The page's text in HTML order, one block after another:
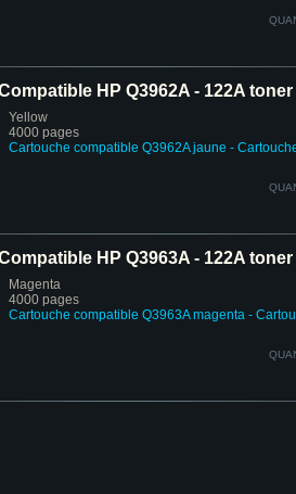
HP Q3962A - 122A
Yellow
4000 pages
Cartouche compatible Q3962A jaune -
HP Q3963A - 122A
Magenta
4000 pages
Cartouche compatible Q3963A magenta -